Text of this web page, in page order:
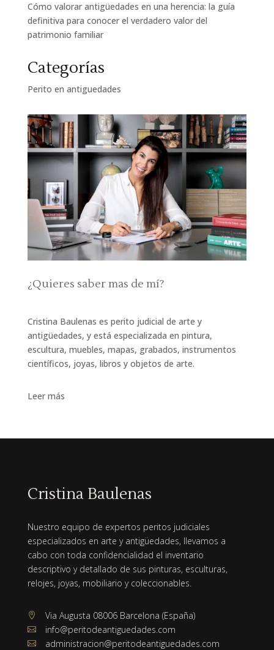
Cómo valorar antigüedades en una herencia: la guía
definitiva para conocer el verdadero valor del
patrimonio familiar
Categorías
Perito en antiguedades
¿Quieres saber mas de mí?
Cristina Baulenas es perito judicial de arte y
antigüedades, y está especializada en pintura,
escultura, muebles, mapas, grabados, instrumentos
científicos, joyas, libros y objetos de arte.
Leer más
Cristina Baulenas
Nuestro equipo de expertos peritos judiciales
especializados en arte y antigüedades, llevamos a
cabo con toda confidencialidad el inventario
descriptivo y detallado de sus pinturas, esculturas,
relojes, joyas, mobiliario y coleccionables.
 Via Augusta 08006 Barcelona (España)
 info@peritodeantiguedades.com
 administracion@peritodeantiguedades.com